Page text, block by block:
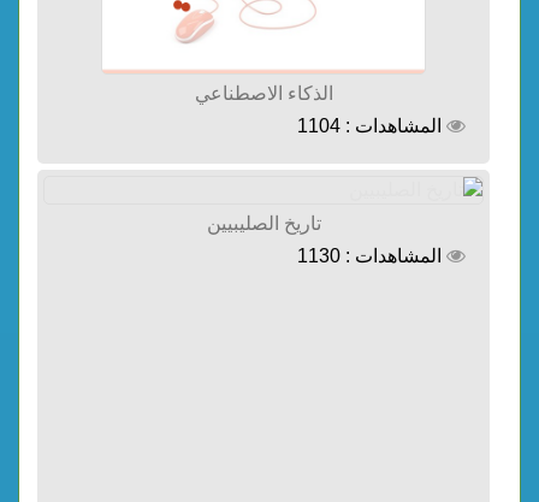
الذكاء الاصطناعي
المشاهدات : 1104
تاريخ الصليبيين
المشاهدات : 1130